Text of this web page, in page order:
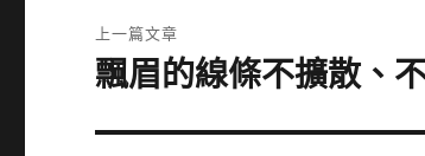
章
上一篇文章
上
篇
飄眉的線條不擴散、